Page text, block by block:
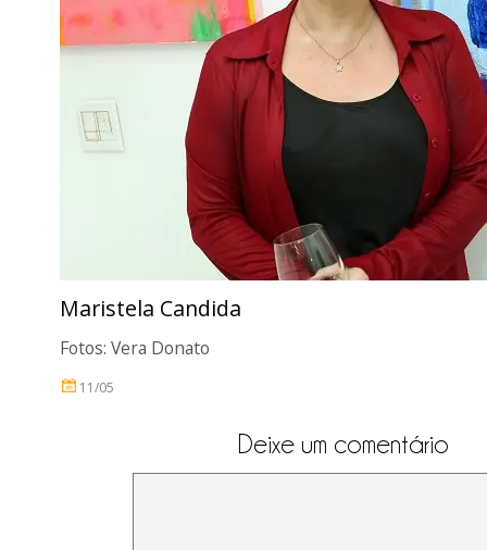
Maristela Candida
Fotos: Vera Donato
11/05
Deixe um comentário